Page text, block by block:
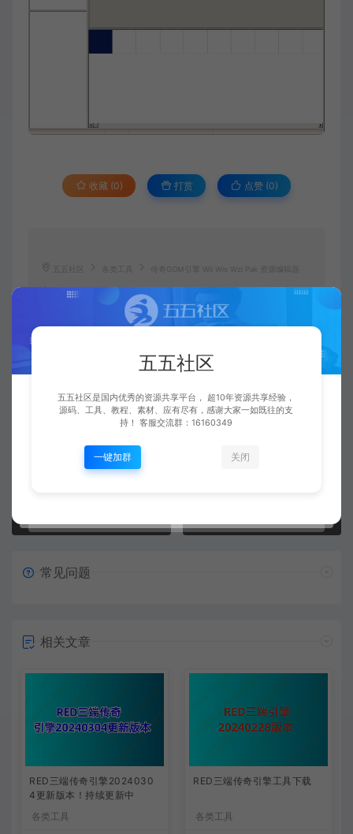
收藏 (0) 打赏 点赞 (0)
五五社区 传奇GOM引擎 Wil Wis Wzl Pak 资源编辑器
http://www.668899.cn/2690.html
五五社区 生成海报 复制本文链接
常见问题
相关文章
RED三端传奇引擎2024030
4更新版本！持续更新中
各类工具
RED三端传奇引擎工具下载
各类工具
五五社区
五五社区是国内优秀的资源共享平台， 超10年资源共享经验，
源码、工具、教程、素材、应有尽有，感谢大家一如既往的支
持！ 客服交流群：16160349
一键加群 关闭